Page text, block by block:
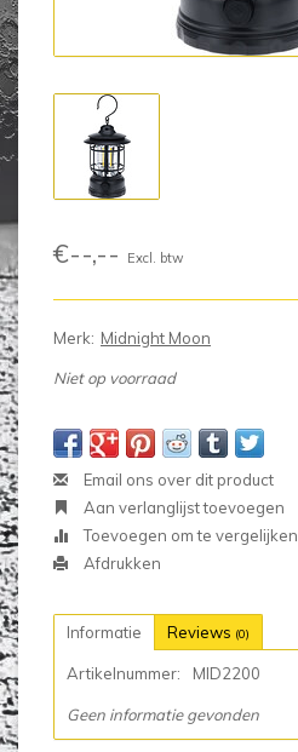
€--,-- Excl. btw
Merk: Midnight Moon
Niet op voorraad
Email ons over dit product
Aan verlanglijst toevoegen
Toevoegen om te vergelijken
Afdrukken
Informatie Reviews (0)
Artikelnummer: MID2200
Geen informatie gevonden